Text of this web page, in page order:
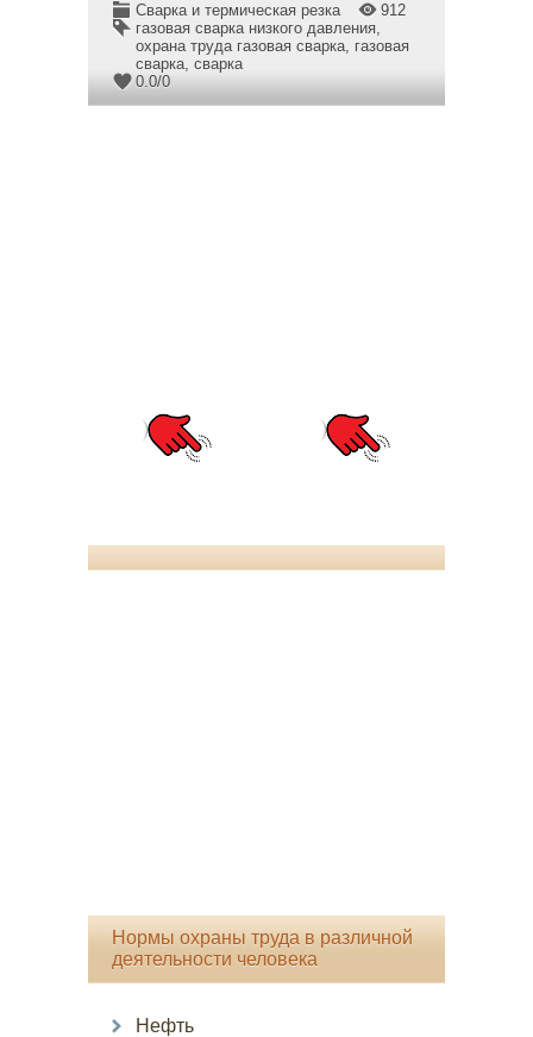
Сварка и термическая резка
912
газовая сварка низкого давления,
охрана труда газовая сварка, газовая
сварка, сварка
0.0/0
Нормы охраны труда в различной
деятельности человека
Нефть